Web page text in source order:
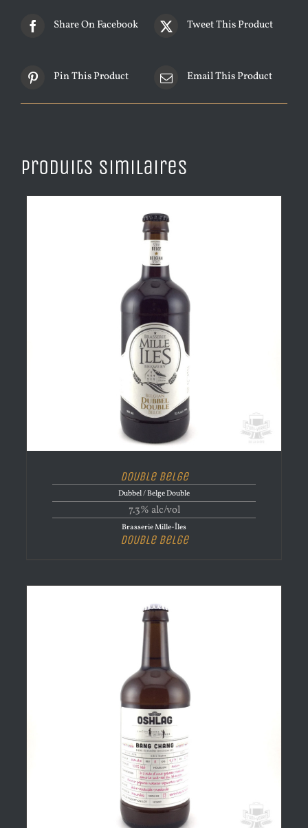
Share On Facebook Tweet This Product
Pin This Product Email This Product
Produits similaires
Double Belge
Dubbel / Belge Double
7.3% alc/vol
Brasserie Mille-Îles
Double Belge